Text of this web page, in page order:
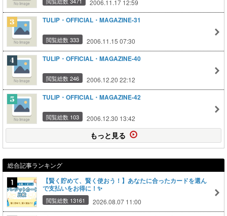
2006.11.17 12:59
TULIP・OFFICIAL・MAGAZINE-31
閲覧総数 333 2006.11.15 07:30
TULIP・OFFICIAL・MAGAZINE-40
閲覧総数 246 2006.12.20 22:12
TULIP・OFFICIAL・MAGAZINE-42
閲覧総数 103 2006.12.30 13:42
もっと見る
総合記事ランキング
【賢く貯めて、賢く使おう！】あなたに合ったカードを選ん
で支払いをお得に！✨
閲覧総数 13161 2026.08.07 11:00